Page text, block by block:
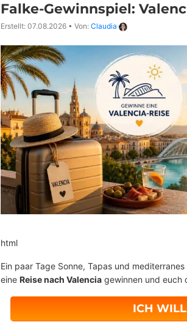
Falke-Gewinnspiel:
Erstellt: 07.08.2026 • Von: Claudia
html
Ein paar Tage Sonne, Tapas und
eine Reise nach Valencia gewinnen und euch
ICH